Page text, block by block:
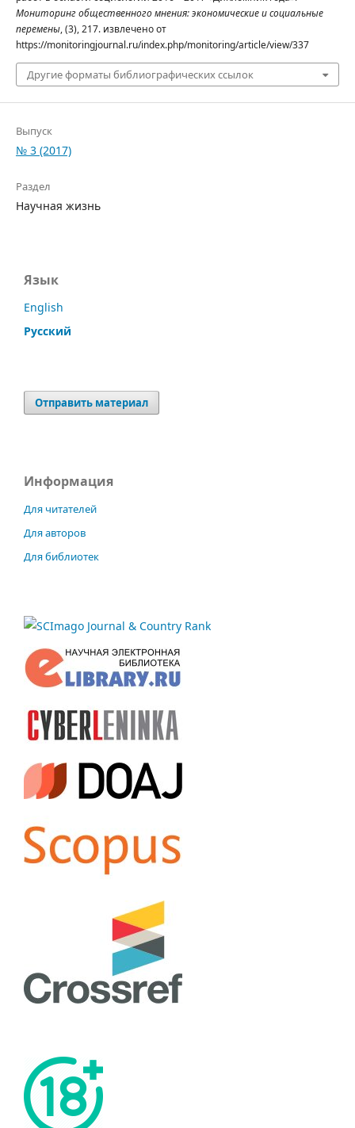
Мониторинг общественного мнения: экономические и социальные
перемены, (3), 217. извлечено от
https://monitoringjournal.ru/index.php/monitoring/article/view/337
Другие форматы библиографических ссылок
Выпуск
№ 3 (2017)
Раздел
Научная жизнь
Язык
English
Русский
Отправить материал
Информация
Для читателей
Для авторов
Для библиотек